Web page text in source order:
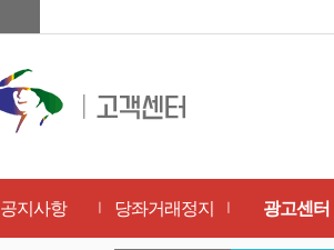
공지사항 당좌거래정지 광고센터